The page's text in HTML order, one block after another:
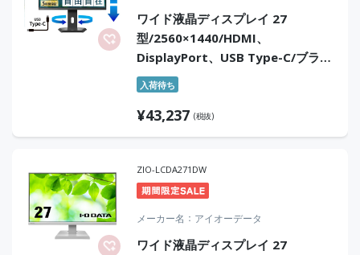
ワイド液晶ディスプレイ 27
型/2560×1440/HDMI、
DisplayPort、USB Type-C/ブラッ
ク/スピーカー：あり/ドッキングス
テーション機能を搭載!/デイジーチ
ェーン対応/5年保証
入荷待ち
¥43,237 (税抜)
ZIO-LCDA271DW
メーカー名 アイオーデータ
ワイド液晶ディスプレイ 27